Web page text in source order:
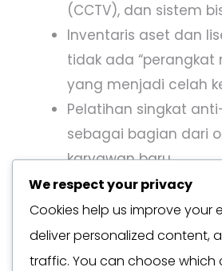
(CCTV), dan sistem
Inventaris aset dan
tidak ada “perangkat
yang menjadi celah
Pelatihan singkat
sebagai bagian dari
karyawan baru.
Terakhir, indikator kinerja
sederhana namun
insiden berulang, tren
pemulihan rata-rata, serta
We respect your privacy
Cookies help us improve your
deliver personalized content,
traffic. You can choose which